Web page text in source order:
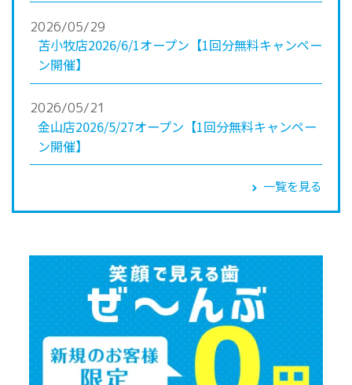
2026/05/29
苫小牧店2026/6/1オープン【1回分無料キャンペー
ン開催】
2026/05/21
金山店2026/5/27オープン【1回分無料キャンペー
ン開催】
一覧を見る